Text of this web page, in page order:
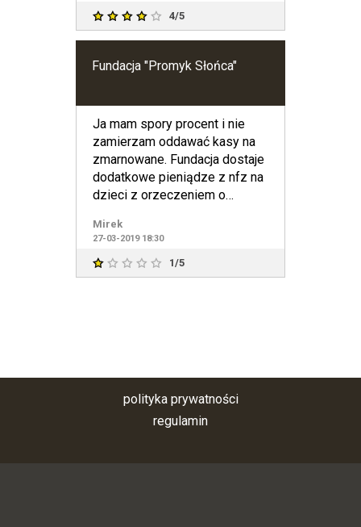
4/5
Fundacja "Promyk Słońca"
Ja mam spory procent i nie
zamierzam oddawać kasy na
zmarnowane. Fundacja dostaje
dodatkowe pieniądze z nfz na
dzieci z orzeczeniem o
Mirek
27-03-2019 18:30
1/5
polityka prywatności
regulamin